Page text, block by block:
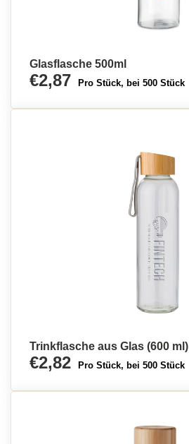
Glasflasche 500ml
€2,87 Pro Stück, bei 500 Stück
Trinkflasche aus Glas (600 ml)
€2,82 Pro Stück, bei 500 Stück